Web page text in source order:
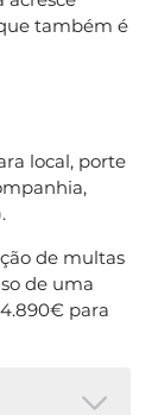
também é
local, porte
de multas
de uma
para